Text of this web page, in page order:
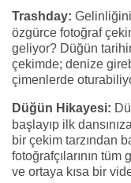
Trashday:
özgürce fotoğraf
geliyor? Düğün
çekimde; denize
çimenlerde
Düğün Hikayesi:
başlayıp ilk
bir çekim tarzından
fotoğrafçılarının
ve ortaya kısa bir